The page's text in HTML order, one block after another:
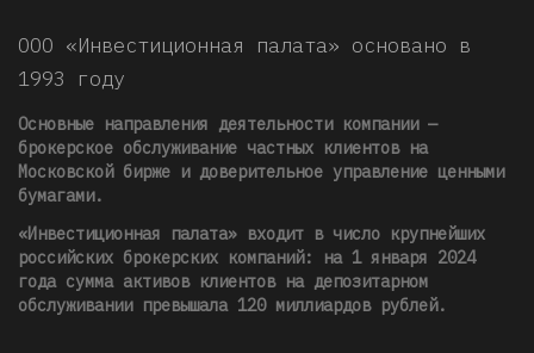
ООО «Инвестиционная палата» основано в
1993 году
Основные направления деятельности компании —
брокерское обслуживание частных клиентов на
Московской бирже и доверительное управление ценными
бумагами.
«Инвестиционная палата» входит в число крупнейших
российских брокерских компаний: на 1 января 2024
года сумма активов клиентов на депозитарном
обслуживании превышала 120 миллиардов рублей.